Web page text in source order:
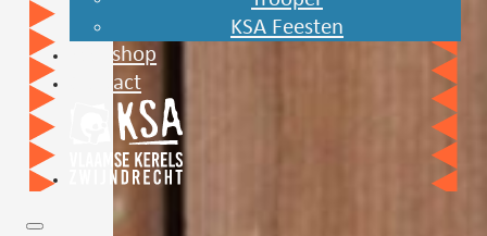
KSA Feesten
Webshop
Contact